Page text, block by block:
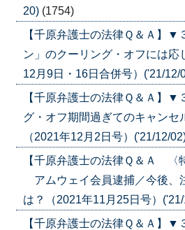
20) (1754)
【千原弁護士の法律Ｑ＆Ａ】
ン」のクーリング・オフには応
12月9日・16日合併号）('21/12/
【千原弁護士の法律Ｑ＆Ａ】
グ・オフ期間過ぎてのキャンセ
（2021年12月2日号）('21/12/
【千原弁護士の法律Ｑ＆Ａ
アムウェイ会員逮捕／今後、
は？（2021年11月25日号）
【千原弁護士の法律Ｑ＆Ａ】